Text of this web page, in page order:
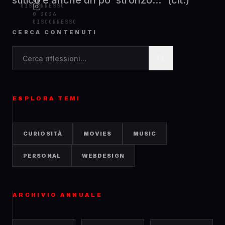
DISCONNESSO
© 2026
DISCONNESSO
CERCA CONTENUTI
ESPLORA TEMI
CURIOSITÀ MOVIES MUSIC
PERSONAL WEBDESIGN
ARCHIVIO ANNUALE